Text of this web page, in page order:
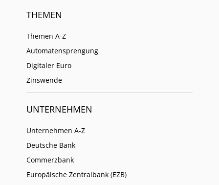
THEMEN
Themen A-Z
Automatensprengung
Digitaler Euro
Zinswende
UNTERNEHMEN
Unternehmen A-Z
Deutsche Bank
Commerzbank
Europäische Zentralbank (EZB)